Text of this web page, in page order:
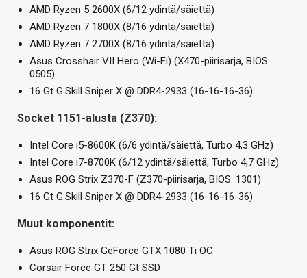
AMD Ryzen 5 2600X (6/12 ydintä/säiettä)
AMD Ryzen 7 1800X (8/16 ydintä/säiettä)
AMD Ryzen 7 2700X (8/16 ydintä/säiettä)
Asus Crosshair VII Hero (Wi-Fi) (X470-piirisarja, BIOS:
0505)
16 Gt G.Skill Sniper X @ DDR4-2933 (16-16-16-36)
Socket 1151-alusta (Z370):
Intel Core i5-8600K (6/6 ydintä/säiettä, Turbo 4,3 GHz)
Intel Core i7-8700K (6/12 ydintä/säiettä, Turbo 4,7 GHz)
Asus ROG Strix Z370-F (Z370-piirisarja, BIOS: 1301)
16 Gt G.Skill Sniper X @ DDR4-2933 (16-16-16-36)
Muut komponentit:
Asus ROG Strix GeForce GTX 1080 Ti OC
Corsair Force GT 250 Gt SSD